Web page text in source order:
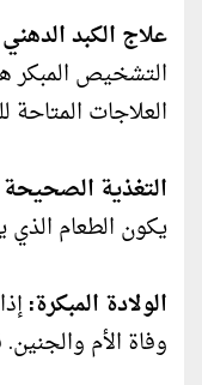
علاج الكبد
التشخيص المبكر
العلاجات المتاحة
التغذية
يكون الطعام
الولادة المبكرة:
وفاة الأم